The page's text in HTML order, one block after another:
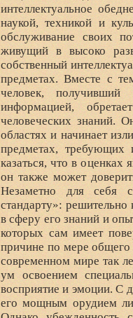
интеллектуальное
наукой, техникой и
обслуживание своих
живущий в высоко
собственный
предметах. Вместе с
человек,
информацией,
человеческих знаний.
областях и начинает
предметах,
казаться, что в оценках
он также может
Незаметно для себя
стандарту»: решительно
в сферу его знаний и
которых сам имеет
причине по мере общего
современном мире так
ум освоением
восприятие и эмоции. С
его мощным орудием